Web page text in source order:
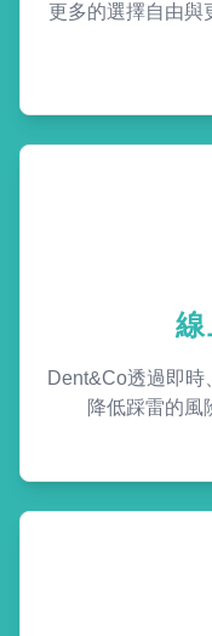
更多的選擇自由與
Dent&Co透過即時
降低踩雷的風